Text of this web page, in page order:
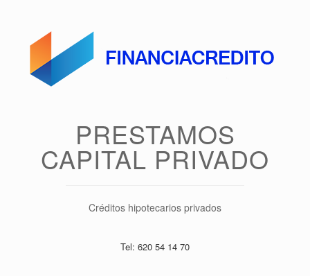
PRESTAMOS
CAPITAL PRIVADO
Créditos hipotecarios privados
Tel: 620 54 14 70